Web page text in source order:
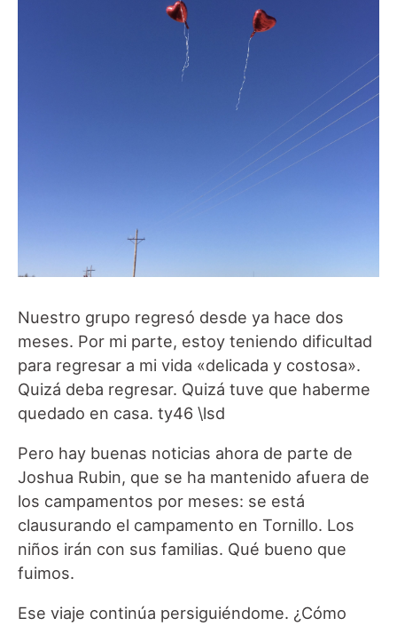
Nuestro grupo regresó desde ya hace dos
meses. Por mi parte, estoy teniendo dificultad
para regresar a mi vida «delicada y costosa».
Quizá deba regresar. Quizá tuve que haberme
quedado en casa. ty46 \lsd
Pero hay buenas noticias ahora de parte de
Joshua Rubin, que se ha mantenido afuera de
los campamentos por meses: se está
clausurando el campamento en Tornillo. Los
niños irán con sus familias. Qué bueno que
fuimos.
Ese viaje continúa persiguiéndome. ¿Cómo